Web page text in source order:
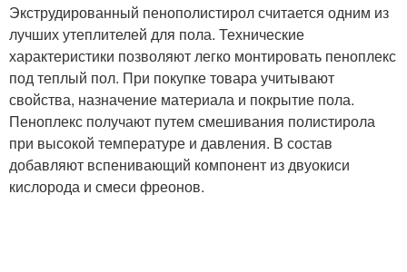
Экструдированный пенополистирол считается одним из
лучших утеплителей для пола. Технические
характеристики позволяют легко монтировать пеноплекс
под теплый пол. При покупке товара учитывают
свойства, назначение материала и покрытие пола.
Пеноплекс получают путем смешивания полистирола
при высокой температуре и давления. В состав
добавляют вспенивающий компонент из двуокиси
кислорода и смеси фреонов.